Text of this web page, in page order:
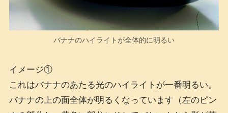
バナナのハイライトが全体的に明るい
イメージ①
これはバナナのあたる光のハイライトが一番明るい。
バナナの上の面全体が明るくなっています（左のピン